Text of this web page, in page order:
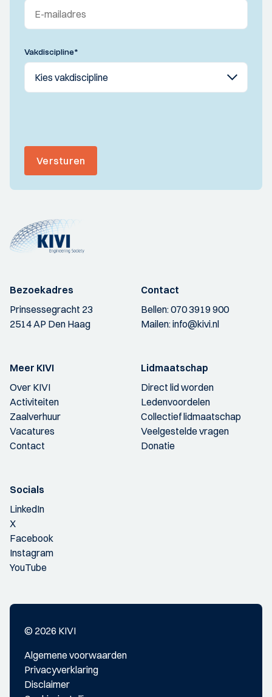
Vakdiscipline*
Versturen
Bezoekadres
Prinsessegracht 23
2514 AP Den Haag
Contact
Bellen:070 3919 900
Mailen:info@kivi.nl
Meer KIVI
Over KIVI
Activiteiten
Zaalverhuur
Vacatures
Contact
Lidmaatschap
Direct lid worden
Ledenvoordelen
Collectief lidmaatschap
Veelgestelde vragen
Donatie
Socials
LinkedIn
X
Facebook
Instagram
YouTube
© 2026 KIVI
Algemene voorwaarden
Privacyverklaring
Disclaimer